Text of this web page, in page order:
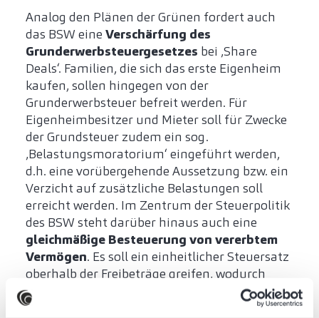
Analog den Plänen der Grünen fordert auch
das BSW eine Verschärfung des
Grunderwerbsteuergesetzes bei ‚Share
Deals‘. Familien, die sich das erste Eigenheim
kaufen, sollen hingegen von der
Grunderwerbsteuer befreit werden. Für
Eigenheimbesitzer und Mieter soll für Zwecke
der Grundsteuer zudem ein sog.
‚Belastungsmoratorium‘ eingeführt werden,
d.h. eine vorübergehende Aussetzung bzw. ein
Verzicht auf zusätzliche Belastungen soll
erreicht werden. Im Zentrum der Steuerpolitik
des BSW steht darüber hinaus auch eine
gleichmäßige Besteuerung von vererbtem
Vermögen. Es soll ein einheitlicher Steuersatz
oberhalb der Freibeträge greifen, wodurch
faktisch steuerliche
Befreiungen von
Großerwerben
künftig eingeschränkt bzw.